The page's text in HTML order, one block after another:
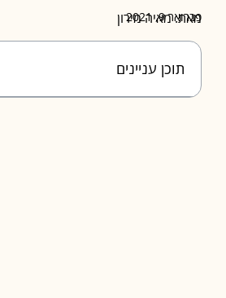
מאיה מירון
עניינים